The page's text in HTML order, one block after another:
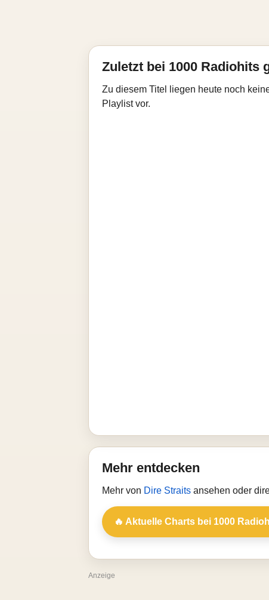
Zuletzt bei 1000 Radiohits
Zu diesem Titel liegen heute noch
Playlist vor.
Mehr entdecken
Mehr von Dire Straits ansehen oder
🔥 Aktuelle Charts bei 1000
Anzeige